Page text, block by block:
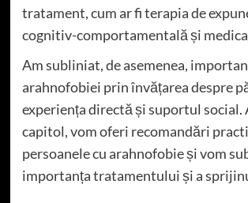
tratament, cum ar fi terapia de
cognitiv-comportamentală și
Am subliniat, de asemenea,
arahnofobiei prin învățarea despre
experiența directă și suportul social.
capitol, vom oferi recomandări
persoanele cu arahnofobie și vom
importanța tratamentului și a